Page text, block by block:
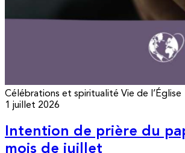
Célébrations et spiritualité Vie de l’Église
1 juillet 2026
Intention de prière du
mois de juillet